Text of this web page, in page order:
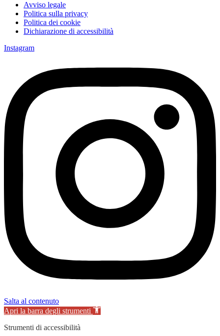
Avviso legale
Politica sulla privacy
Politica dei cookie
Dichiarazione di accessibilità
Instagram
Salta al contenuto
Apri la barra degli strumenti
Strumenti di accessibilità